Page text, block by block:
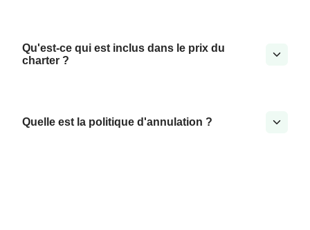
Qu'est-ce qui est inclus dans le prix du
charter ?
Quelle est la politique d'annulation ?